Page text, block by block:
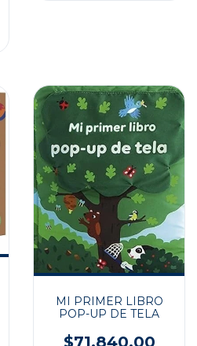
MI PRIMER LIBRO
POP-UP DE TELA